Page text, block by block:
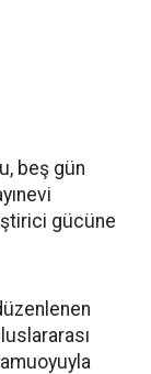
beş gün
gücüne